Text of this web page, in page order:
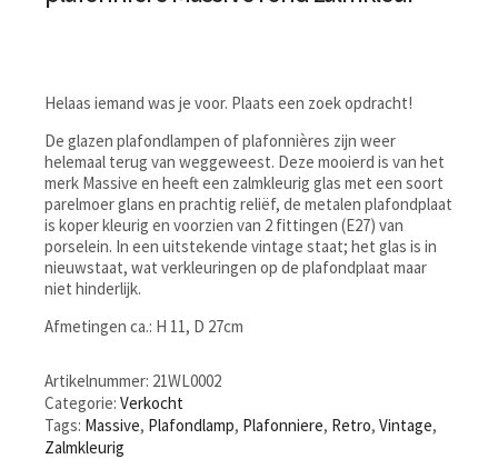
Helaas iemand was je voor. Plaats een zoek opdracht!
De glazen plafondlampen of plafonnières zijn weer
helemaal terug van weggeweest. Deze mooierd is van het
merk Massive en heeft een zalmkleurig glas met een soort
parelmoer glans en prachtig reliëf, de metalen plafondplaat
is koper kleurig en voorzien van 2 fittingen (E27) van
porselein. In een uitstekende vintage staat; het glas is in
nieuwstaat, wat verkleuringen op de plafondplaat maar
niet hinderlijk.
Afmetingen ca.: H 11, D 27cm
Artikelnummer: 21WL0002
Categorie: Verkocht
Tags: Massive, Plafondlamp, Plafonniere, Retro, Vintage,
Zalmkleurig